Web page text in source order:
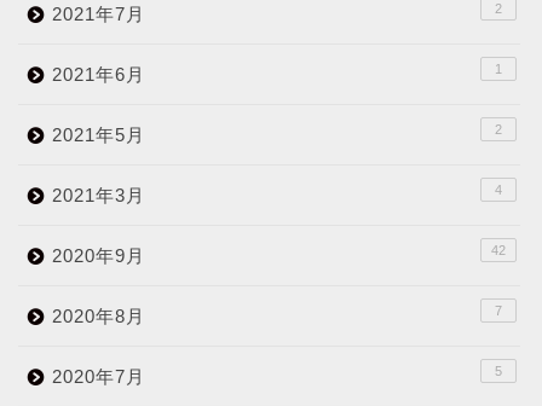
2021年7月 2
2021年6月 1
2021年5月 2
2021年3月 4
2020年9月 42
2020年8月 7
2020年7月 5